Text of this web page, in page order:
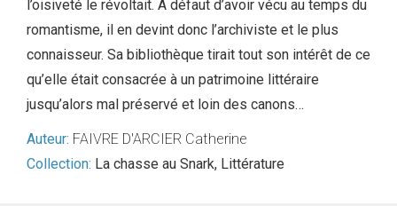
l’oisiveté le révoltait. A défaut d’avoir vécu au temps du
romantisme, il en devint donc l’archiviste et le plus
connaisseur. Sa bibliothèque tirait tout son intérêt de ce
qu’elle était consacrée à un patrimoine littéraire
jusqu’alors mal préservé et loin des canons…
Auteur: FAIVRE D'ARCIER Catherine
Collection: La chasse au Snark, Littérature